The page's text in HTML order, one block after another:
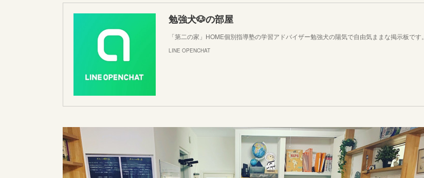
勉強犬🐶の部屋
「第二の家」HOME個別指導塾の学習アドバイザー勉強犬の陽気で自由気ままな掲示板です。
LINE OPENCHAT